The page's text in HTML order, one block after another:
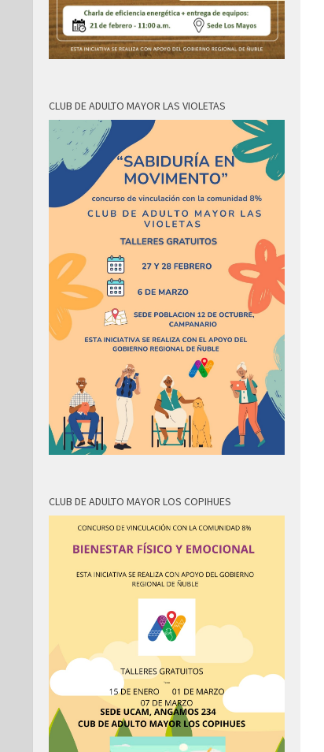
CLUB DE ADULTO MAYOR LAS VIOLETAS
CLUB DE ADULTO MAYOR LOS COPIHUES